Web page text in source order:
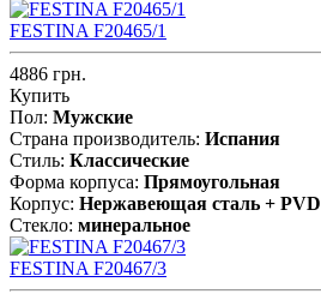
FESTINA F20465/1
4886 грн.
Купить
Пол: Мужские
Страна производитель: Испания
Стиль: Классические
Форма корпуса: Прямоугольная
Корпус: Нержавеющая сталь + PVD
Стекло: минеральное
FESTINA F20467/3